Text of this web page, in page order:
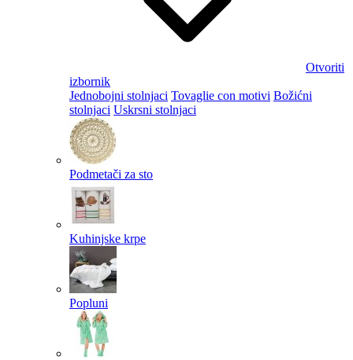
Otvoriti
izbornik
Jednobojni stolnjaci Tovaglie con motivi Božićni
stolnjaci Uskrsni stolnjaci
Podmetači za sto
Kuhinjske krpe
Popluni